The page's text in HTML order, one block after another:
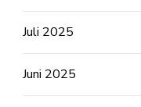
Juli 2025
Juni 2025